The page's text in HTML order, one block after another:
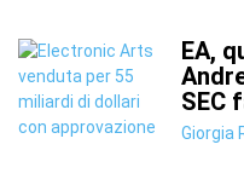
EA,
SEC
Giorgia